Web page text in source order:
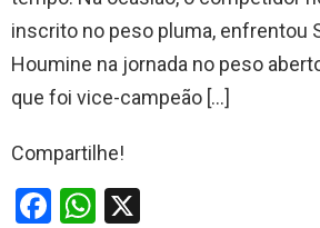
k
p
inscrito no peso pluma, enfrentou
Houmine na jornada no peso
que foi vice-campeão […]
Compartilhe!
F
W